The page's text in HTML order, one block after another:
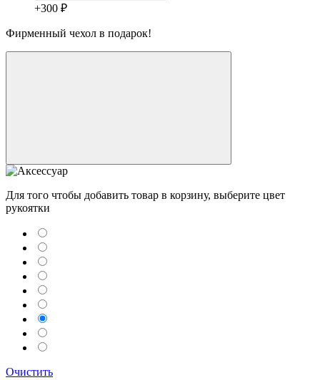
+300 ₽
Фирменный чехол в подарок!
Для того чтобы добавить товар в корзину, выберите цвет
рукоятки
Очистить
Telegram
MAXMax